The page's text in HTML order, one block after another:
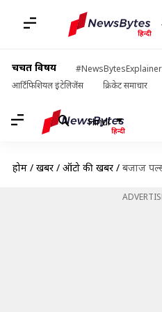
चर्चित विषय #NewsBytesExplainer
आर्टिफिशियल इंटेलिजेंस
क्रिकेट समाचार
Hindi
होम / खबरें / ऑटो की खबरें / बजाज पल्सर